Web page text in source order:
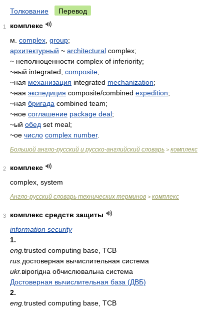
Толкование Перевод
1
комплекс
м. complex group;
архитектурный ~ architectural complex;
~ неполноценности complex of inferiority;
~ный integrated, composite;
~ная механизация integrated mechanization;
~ная экспедиция composite/combined expedition;
~ная бригада combined team;
~ное соглашение package deal;
~ый обед set meal;
~ое число complex number.
Большой англо-русский и русско-английский словарь > комплекс
2
комплекс
complex, system
Англо-русский словарь технических терминов > комплекс
3
комплекс средств защиты
information security
1.
eng. trusted computing base, TCB
rus. достоверная вычислительная система
ukr. вірогідна обчислювальна система
Достоверная вычислительная база (ДВБ)
2.
eng. trusted computing base, TCB